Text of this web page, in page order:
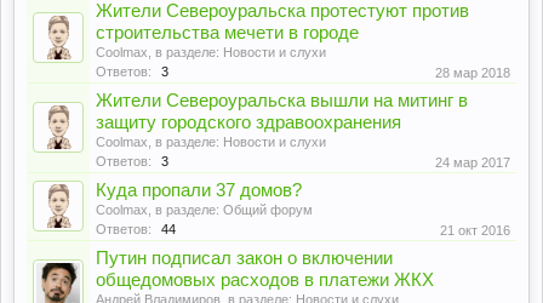
Жители Североуральска протестуют против
строительства мечети в городе
Coolmax , в разделе: Новости и слухи
Ответов:
3 28 мар 2018
Жители Североуральска вышли на митинг в
защиту городского здравоохранения
Coolmax , в разделе: Новости и слухи
Ответов:
3 24 мар 2017
Куда пропали 37 домов?
Coolmax , в разделе: Общий форум
Ответов:
44 21 окт 2016
Путин подписал закон о включении
общедомовых расходов в платежи ЖКХ
Андрей Владимиров , в разделе: Новости и слухи